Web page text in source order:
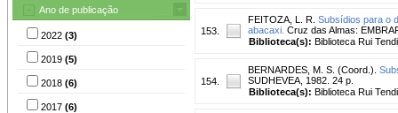
Ano de publicação
2022 (3)
2019 (5)
2018 (6)
2017 (6)
153.
FEITOZA, L. R. Subsídios para o
abacaxi. Cruz das Almas:
Biblioteca(s): Biblioteca Rui
154.
BERNARDES, M. S. (Coord.).
SUDHEVEA, 1982. 24 p.
Biblioteca(s): Biblioteca Rui